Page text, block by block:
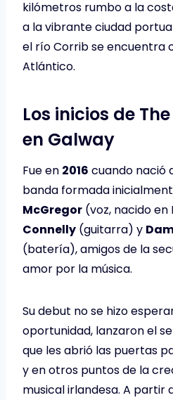
kilómetros rumbo a la
a la vibrante ciudad
el río Corrib se encuentra
Atlántico.
Los inicios de
en Galway
Fue en 2016 cuando nació
banda formada
McGregor (voz, nacido en
Connelly (guitarra) y
(batería), amigos de la
amor por la música.
Su debut no se hizo
oportunidad, lanzaron el
que les abrió las puertas
y en otros puntos de la
musical irlandesa. A partir